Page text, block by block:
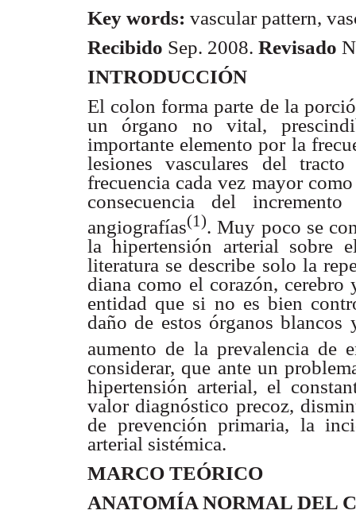
Key words: vascular pattern,
Recibido Sep. 2008. Revisado
INTRODUCCIÓN
El colon forma parte de la
un órgano no vital,
importante elemento por la
lesiones vasculares del
frecuencia cada vez mayor
consecuencia del
angiografías(1). Muy poco se
la hipertensión arterial sobre
literatura se describe solo la
diana como el corazón,
entidad que si no es bien
daño de estos órganos
aumento de la prevalencia de
considerar, que ante un
hipertensión arterial, el
valor diagnóstico precoz,
de prevención primaria, la
arterial sistémica.
MARCO TEÓRICO
ANATOMÍA NORMAL DEL